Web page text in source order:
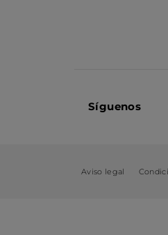
Síguenos
Aviso legal